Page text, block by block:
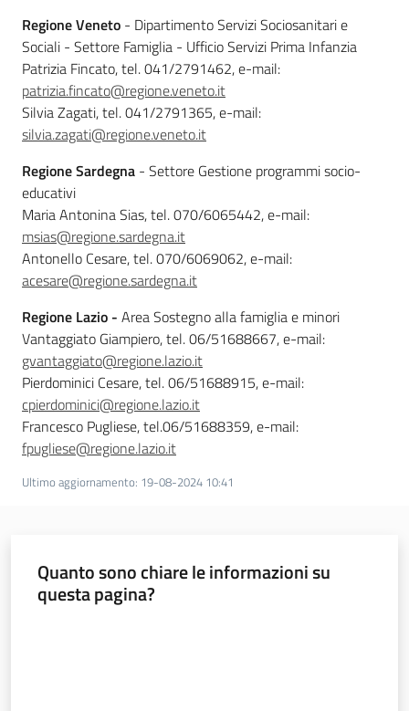
Leggi Atti Bandi
Piani Programmi
Progetti
Regione Veneto - Dipartimento Servizi Sociosanitari e
Sociali - Settore Famiglia - Ufficio Servizi Prima Infanzia
Patrizia Fincato, tel. 041/2791462, e-mail:
patrizia.fincato@regione.veneto.it
Silvia Zagati, tel.041/2791365, e-mail:
silvia.zagati@regione.veneto.it
Regione Sardegna - Settore Gestione programmi socio-
educativi
Maria Antonina Sias, tel.070/6065442, e-mail:
msias@regione.sardegna.it
Antonello Cesare, tel.070/6069062, e-mail:
acesare@regione.sardegna.it
Regione Lazio - Area Sostegno alla famiglia e minori
Vantaggiato Giampiero, tel.06/51688667, e-mail:
gvantaggiato@regione.lazio.it
Pierdominici Cesare, tel. 06/51688915, e-mail:
cpierdominici@regione.lazio.it
Francesco Pugliese, tel.06/51688359, e-mail:
fpugliese@regione.lazio.it
Ultimo aggiornamento: 19-08-2024 10:41
Quanto sono chiare le informazioni su
questa pagina?